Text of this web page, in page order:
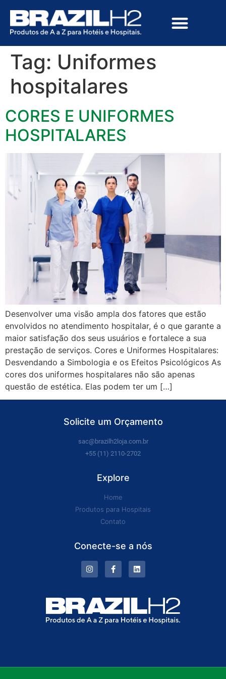
Tag: Uniformes
hospitalares
CORES E UNIFORMES
HOSPITALARES
Desenvolver uma visão ampla dos fatores que estão
envolvidos no atendimento hospitalar, é o que garante a
maior satisfação dos seus usuários e fortalece a sua
prestação de serviços. Cores e Uniformes Hospitalares:
Desvendando a Simbologia e os Efeitos Psicológicos As
cores dos uniformes hospitalares não são apenas
questão de estética. Elas podem ter um […]
Solicite um Orçamento
sac@brazilh2loja.com.br
+55 (11) 2110-2702
Explore
Home
Produtos para Hospitais
Contato
Conecte-se a nós